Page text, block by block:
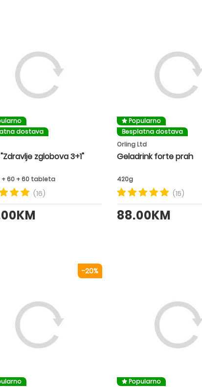
dostava
zglobova 3+1"
+ 60 + 60 tableta
(16)
Popularno
Besplatna dostava
Orling Ltd
Geladrink forte prah
420g
(15)
88.00KM
-20%
Popularno